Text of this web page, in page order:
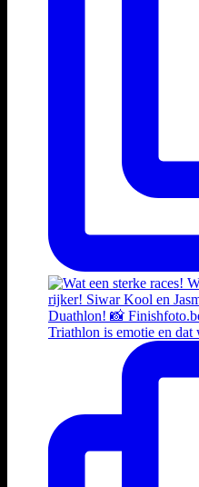
Triathlon is emotie en dat